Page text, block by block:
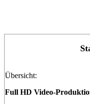
Übersicht:
Full HD Video-